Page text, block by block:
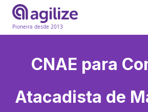
Pioneira desde 2013
CNAE para
Atacadista de